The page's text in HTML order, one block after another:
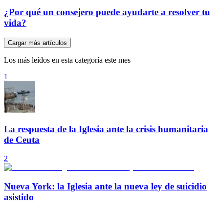
¿Por qué un consejero puede ayudarte a resolver tu
vida?
Cargar más artículos
Los más leídos en esta categoría este mes
1
La respuesta de la Iglesia ante la crisis humanitaria
de Ceuta
2
Nueva York: la Iglesia ante la nueva ley de suicidio
asistido